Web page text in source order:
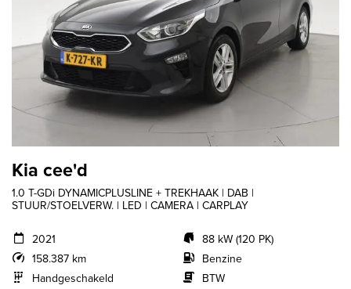
Kia cee'd
1.0 T-GDi DYNAMICPLUSLINE + TREKHAAK | DAB |
STUUR/STOELVERW. | LED | CAMERA | CARPLAY
2021
158.387 km
Handgeschakeld
88 kW (120 PK)
Benzine
BTW